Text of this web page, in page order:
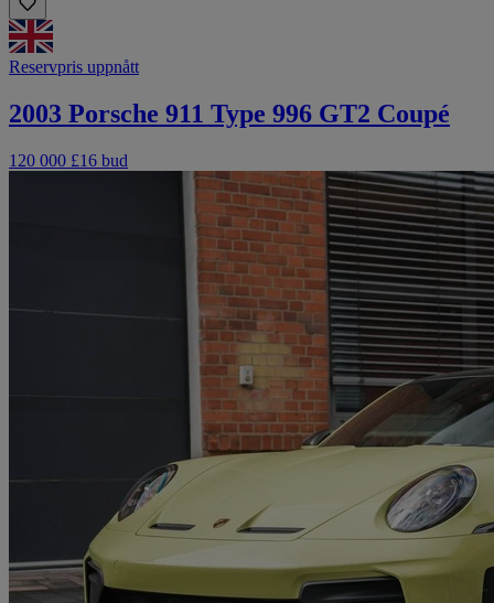
Reservpris uppnått
2003 Porsche 911 Type 996 GT2 Coupé
120 000 £16 bud